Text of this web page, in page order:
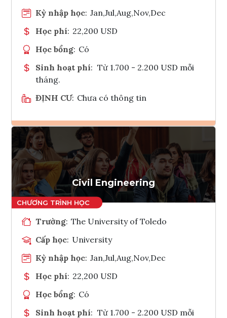
Kỳ nhập học: Jan,Jul,Aug,Nov,Dec
Học phí: 22,200 USD
Học bổng: Có
Sinh hoạt phí: Từ 1.700 - 2.200 USD mỗi
tháng.
ĐỊNH CƯ: Chưa có thông tin
Ghi danh
Tham vấn Interlink
Civil Engineering
Trường: The University of Toledo
Cấp học: University
Kỳ nhập học: Jan,Jul,Aug,Nov,Dec
Học phí: 22,200 USD
Học bổng: Có
Sinh hoạt phí: Từ 1.700 - 2.200 USD mỗi